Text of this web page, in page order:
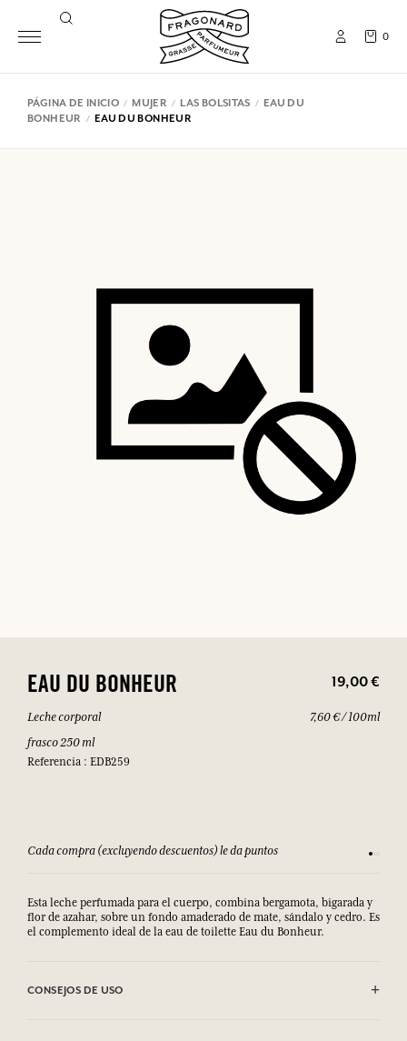
0
PÁGINA DE INICIO MUJER LAS BOLSITAS
EAU DU
BONHEUR
EAU DU BONHEUR
EAU DU BONHEUR 19,00 €
Leche corporal
frasco 250 ml
Referencia : EDB259
7,60 € / 100ml
Cada compra (excluyendo descuentos) le da puntos
Esta leche perfumada para el cuerpo, combina bergamota, bigarada y
flor de azahar, sobre un fondo amaderado de mate, sándalo y cedro. Es
el complemento ideal de la eau de toilette Eau du Bonheur.
CONSEJOS DE USO